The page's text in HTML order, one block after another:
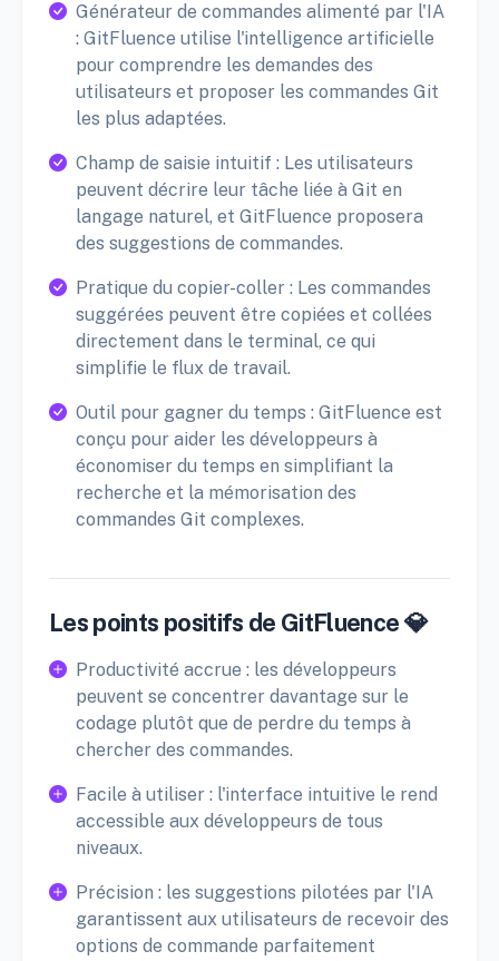
Générateur de commandes alimenté par l'IA
: GitFluence utilise l'intelligence artificielle
pour comprendre les demandes des
utilisateurs et proposer les commandes Git
les plus adaptées.
Champ de saisie intuitif : Les utilisateurs
peuvent décrire leur tâche liée à Git en
langage naturel, et GitFluence proposera
des suggestions de commandes.
Pratique du copier-coller : Les commandes
suggérées peuvent être copiées et collées
directement dans le terminal, ce qui
simplifie le flux de travail.
Outil pour gagner du temps : GitFluence est
conçu pour aider les développeurs à
économiser du temps en simplifiant la
recherche et la mémorisation des
commandes Git complexes.
Les points positifs de GitFluence 💎
Productivité accrue : les développeurs
peuvent se concentrer davantage sur le
codage plutôt que de perdre du temps à
chercher des commandes.
Facile à utiliser : l'interface intuitive le rend
accessible aux développeurs de tous
niveaux.
Précision : les suggestions pilotées par l'IA
garantissent aux utilisateurs de recevoir des
options de commande parfaitement